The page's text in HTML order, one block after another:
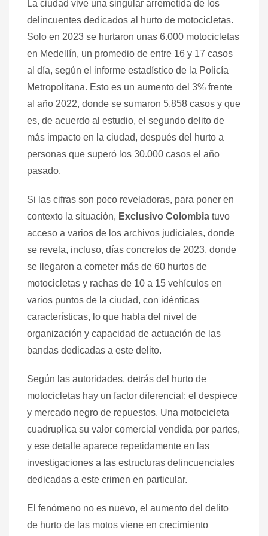
La ciudad vive una singular arremetida de los
delincuentes dedicados al hurto de motocicletas.
Solo en 2023 se hurtaron unas 6.000 motocicletas
en Medellín, un promedio de entre 16 y 17 casos
al día, según el informe estadístico de la Policía
Metropolitana. Esto es un aumento del 3% frente
al año 2022, donde se sumaron 5.858 casos y que
es, de acuerdo al estudio, el segundo delito de
más impacto en la ciudad, después del hurto a
personas que superó los 30.000 casos el año
pasado.
Si las cifras son poco reveladoras, para poner en
contexto la situación, Exclusivo Colombia tuvo
acceso a varios de los archivos judiciales, donde
se revela, incluso, días concretos de 2023, donde
se llegaron a cometer más de 60 hurtos de
motocicletas y rachas de 10 a 15 vehículos en
varios puntos de la ciudad, con idénticas
características, lo que habla del nivel de
organización y capacidad de actuación de las
bandas dedicadas a este delito.
Según las autoridades, detrás del hurto de
motocicletas hay un factor diferencial: el despiece
y mercado negro de repuestos. Una motocicleta
cuadruplica su valor comercial vendida por partes,
y ese detalle aparece repetidamente en las
investigaciones a las estructuras delincuenciales
dedicadas a este crimen en particular.
El fenómeno no es nuevo, el aumento del delito
de hurto de las motos viene en crecimiento